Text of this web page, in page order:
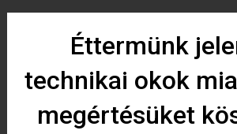
Éttermünk
technikai okok
megértésüket